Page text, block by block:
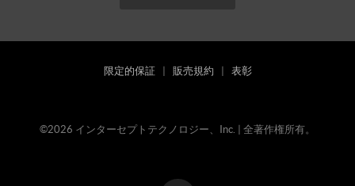
限定的保証| 販売規約 表彰
©2026 インターセプトテクノロジー、Inc. | 全著作権所有。